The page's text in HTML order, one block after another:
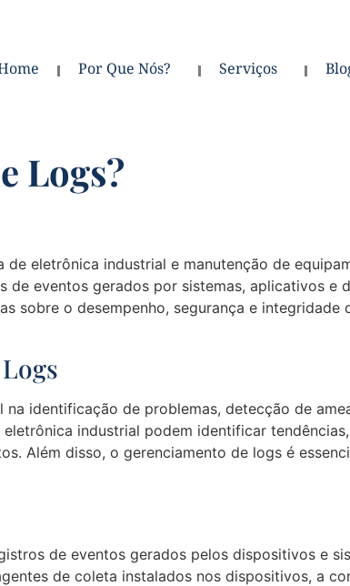
Por Que Nós? Serviços
Logs?
eletrônica industrial e manutenção de
eventos gerados por sistemas, aplicativos e
sobre o desempenho, segurança e integridade
identificação de problemas, detecção de
industrial podem identificar
Além disso, o gerenciamento de logs é
de eventos gerados pelos dispositivos e
de coleta instalados nos dispositivos, a